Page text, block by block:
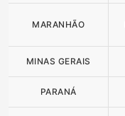
MARANHÃO
MINAS GERAIS
PARANÁ